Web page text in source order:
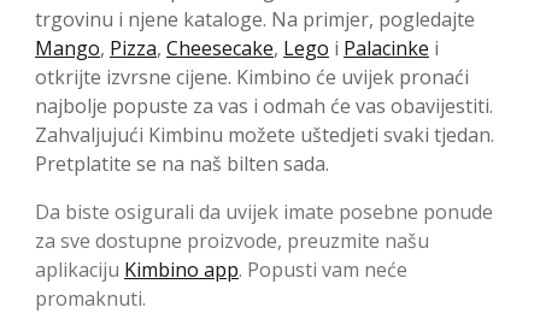
trgovinu i njene kataloge. Na primjer, pogledajte
Mango, Pizza, Cheesecake, Lego i Palacinke i
otkrijte izvrsne cijene. Kimbino će uvijek pronaći
najbolje popuste za vas i odmah će vas obavijestiti.
Zahvaljujući Kimbinu možete uštedjeti svaki tjedan.
Pretplatite se na naš bilten sada.
Da biste osigurali da uvijek imate posebne ponude
za sve dostupne proizvode, preuzmite našu
aplikaciju Kimbino app. Popusti vam neće
promaknuti.